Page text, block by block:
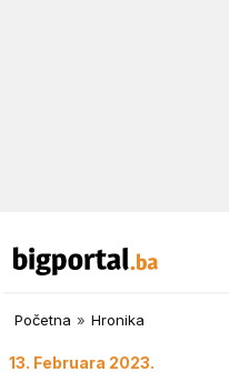
Početna » Hronika
13. Februara 2023.